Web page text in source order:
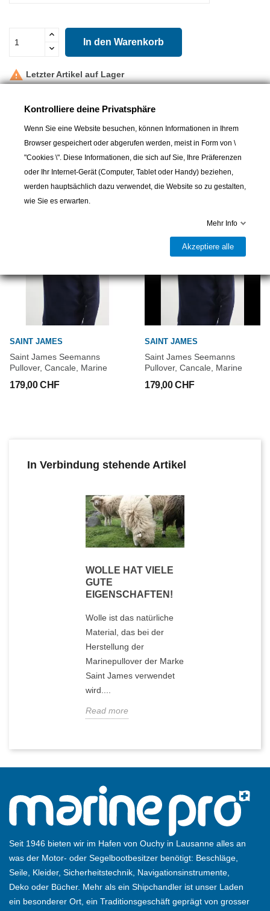
In den Warenkorb
 Letzter Artikel auf Lager
16 andere Artikel in der gleichen
Kategorie:
SAINT JAMES
Saint James Seemanns
Pullover, Cancale, Marine
179,00 CHF
SAINT JAMES
Saint James Seemanns
Pullover, Cancale, Marine
179,00 CHF
In Verbindung stehende Artikel
WOLLE HAT VIELE
GUTE
EIGENSCHAFTEN!
Wolle ist das natürliche
Material, das bei der
Herstellung der
Marinepullover der Marke
Saint James verwendet
wird....
Read more
Seit 1946 bieten wir im Hafen von Ouchy in Lausanne alles an
was der Motor- oder Segelbootbesitzer benötigt: Beschläge,
Seile, Kleider, Sicherheitstechnik, Navigationsinstrumente,
Deko oder Bücher. Mehr als ein Shipchandler ist unser Laden
ein besonderer Ort, ein Traditionsgeschäft geprägt von grosser
Kontrolliere deine Privatsphäre
Wenn Sie eine Website besuchen, können Informationen in Ihrem
Browser gespeichert oder abgerufen werden, meist in Form von \
"Cookies \". Diese Informationen, die sich auf Sie, Ihre Präferenzen
oder Ihr Internet-Gerät (Computer, Tablet oder Handy) beziehen,
werden hauptsächlich dazu verwendet, die Website so zu gestalten,
wie Sie es erwarten.
Mehr Info
Akzeptiere alle